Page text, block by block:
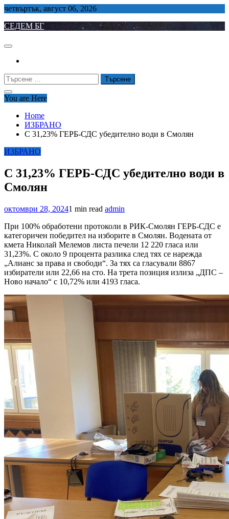
Skip
content
четвъртък, август 06, 2026
СЕДЕМ БГ
Търсене
за:
You are Here
Home
ИЗБРАНО
С 31,23% ГЕРБ-СДС убедително води в Смолян
ИЗБРАНО
С 31,23% ГЕРБ-СДС убедително води в
Смолян
октомври 28, 20241 min read admin
При 100% обработени протоколи в РИК-Смолян ГЕРБ-СДС е
категоричен победител на изборите в Смолян. Водената от
кмета Николай Мелемов листа печели 12 220 гласа или
31,23%. С около 9 процента разлика след тях се нарежда
„Алианс за права и свободи“. За тях са гласували 8867
избиратели или 22,66 на сто. На трета позиция излиза „ДПС –
Ново начало“ с 10,72% или 4193 гласа.